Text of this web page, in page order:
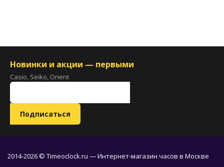
Новинки и акции — первыми
Casio, Seiko, Orient
2014-2026 © Timeoclock.ru — Интернет-магазин часов в Москве